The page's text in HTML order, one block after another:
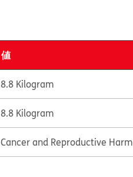
値
8.8 Kilogram
8.8 Kilogram
Cancer and Reproductive Harm